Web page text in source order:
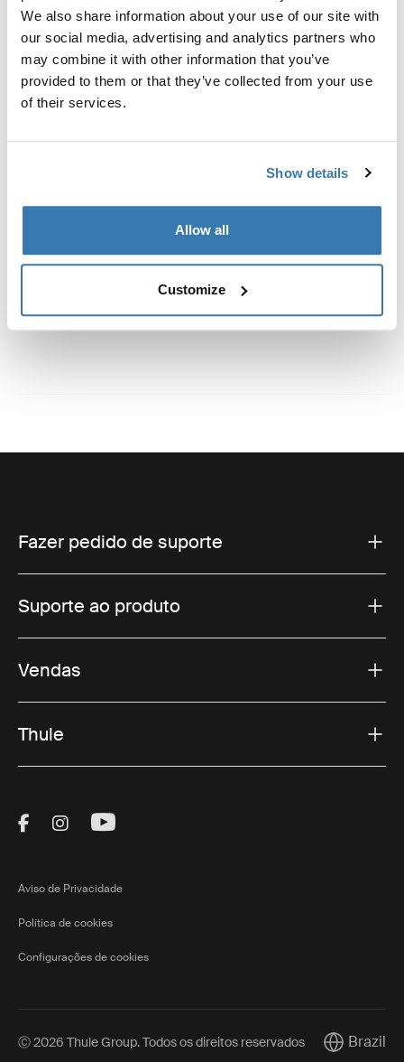
We also share information about your use of our site with
our social media, advertising and analytics partners who
may combine it with other information that you’ve
provided to them or that they’ve collected from your use
of their services.
Show details
Allow all
Customize
Kit de instalação personalizado para montar um rack
de teto Thule em veículos com trilhos embutidos.
Toggle techspec
Especificações técnicas
Fazer pedido de suporte
Suporte ao produto
Vendas
Thule
Visit Thule on Facebook (external link)
Visit Thule on Instagram (external link)
Visit Thule on Youtube (external
Aviso de Privacidade
Política de cookies
Configurações de cookies
Ⓒ 2026 Thule Group. Todos os direitos reservados Current
Brazil